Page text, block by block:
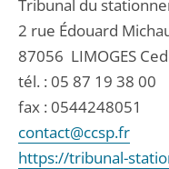
Tribunal du
2 rue Édouard
87056 LIMOGES
tél. : 05 87 19 38 00
fax : 0544248051
contact@ccsp.fr
https://tribunal-